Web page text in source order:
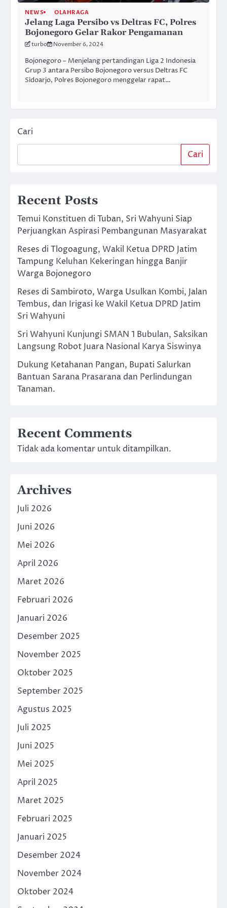
NEWS OLAHRAGA
Jelang Laga Persibo vs Deltras FC, Polres
Bojonegoro Gelar Rakor Pengamanan
turbo November 6, 2024
Bojonegoro – Menjelang pertandingan Liga 2 Indonesia
Grup 3 antara Persibo Bojonegoro versus Deltras FC
Sidoarjo, Polres Bojonegoro menggelar rapat…
Cari
Cari
Recent Posts
Temui Konstituen di Tuban, Sri Wahyuni Siap
Perjuangkan Aspirasi Pembangunan Masyarakat
Reses di Tlogoagung, Wakil Ketua DPRD Jatim
Tampung Keluhan Kekeringan hingga Banjir
Warga Bojonegoro
Reses di Sambiroto, Warga Usulkan Kombi, Jalan
Tembus, dan Irigasi ke Wakil Ketua DPRD Jatim
Sri Wahyuni
Sri Wahyuni Kunjungi SMAN 1 Bubulan, Saksikan
Langsung Robot Juara Nasional Karya Siswinya
Dukung Ketahanan Pangan, Bupati Salurkan
Bantuan Sarana Prasarana dan Perlindungan
Tanaman.
Recent Comments
Tidak ada komentar untuk ditampilkan.
Archives
Juli 2026
Juni 2026
Mei 2026
April 2026
Maret 2026
Februari 2026
Januari 2026
Desember 2025
November 2025
Oktober 2025
September 2025
Agustus 2025
Juli 2025
Juni 2025
Mei 2025
April 2025
Maret 2025
Februari 2025
Januari 2025
Desember 2024
November 2024
Oktober 2024